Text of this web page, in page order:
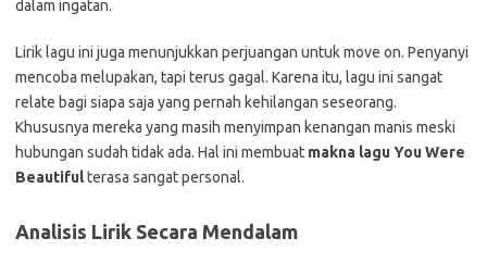
dalam ingatan.
Lirik lagu ini juga menunjukkan perjuangan untuk move on. Penyanyi
mencoba melupakan, tapi terus gagal. Karena itu, lagu ini sangat
relate bagi siapa saja yang pernah kehilangan seseorang.
Khususnya mereka yang masih menyimpan kenangan manis meski
hubungan sudah tidak ada. Hal ini membuat makna lagu You Were
Beautifulterasa sangat personal.
Analisis Lirik Secara Mendalam